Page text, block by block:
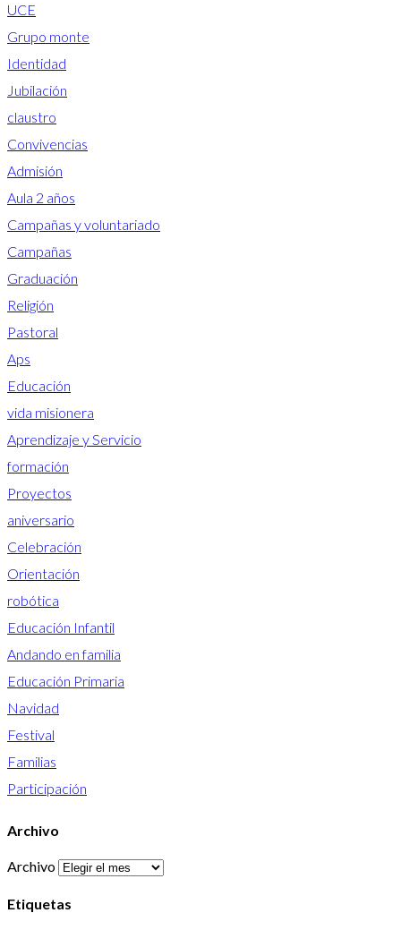
UCE
Grupo monte
Identidad
Jubilación
claustro
Convivencias
Admisión
Aula 2 años
Campañas y voluntariado
Campañas
Graduación
Religión
Pastoral
Aps
Educación
vida misionera
Aprendizaje y Servicio
formación
Proyectos
aniversario
Celebración
Orientación
robótica
Educación Infantil
Andando en familia
Educación Primaria
Navidad
Festival
Familias
Participación
Archivo
Archivo
Etiquetas